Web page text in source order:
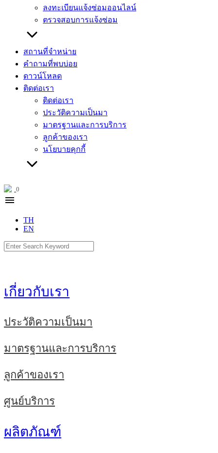
ลงทะเบียนแจ้งซ่อมออนไลน์
ตรวจสอบการแจ้งซ่อม
สถานที่จำหน่าย
คำถามที่พบบ่อย
ดาวน์โหลด
ติดต่อเรา
ติดต่อเรา
ประวัติความเป็นมา
มาตรฐานและการบริการ
ลูกค้าของเรา
นโยบายคุกกี้
0
menu
TH
EN
Search
for:
เกี่ยวกับเรา
ประวัติความเป็นมา
มาตรฐานและการบริการ
ลูกค้าของเรา
ศูนย์บริการ
ผลิตภัณฑ์